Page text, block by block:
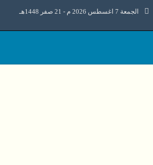
الجمعة 7 اغسطس 2026 م - 21 صفر 1448هـ